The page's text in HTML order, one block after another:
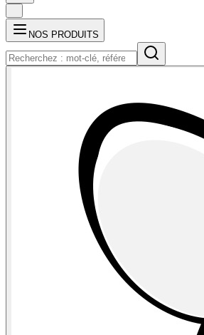
NOS PRODUITS